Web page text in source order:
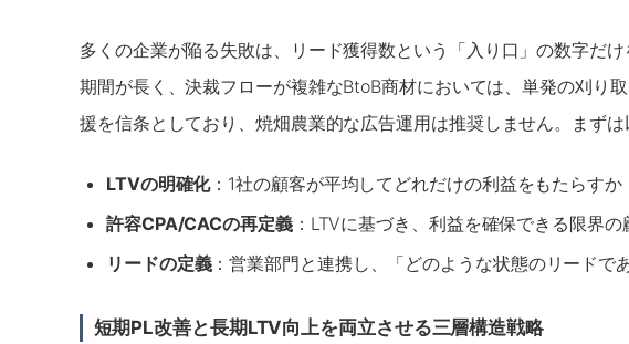
多くの企業が陥る失敗は、リード獲得数という「入り口」の数字だ
期間が長く、決裁フローが複雑なBtoB商材においては、単発の刈り
援を信条としており、焼畑農業的な広告運用は推奨しません。まず
LTVの明確化：1社の顧客が平均してどれだけの利益をもたらす
許容CPA/CACの再定義：LTVに基づき、利益を確保できる限界
リードの定義：営業部門と連携し、「どのような状態のリードで
短期PL改善と長期LTV向上を両立させる三層構造戦略